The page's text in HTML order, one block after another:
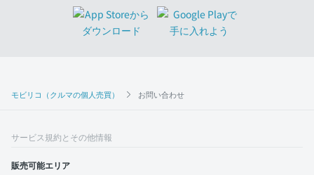
モビリコ（クルマの個人売買） お問い合わせ
サービス規約とその他情報
販売可能エリア